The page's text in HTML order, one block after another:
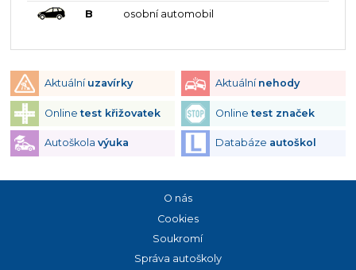
B osobní automobil
Aktuální uzavírky Aktuální nehody
Onlinetest křižovatek Onlinetest značek
Autoškola výuka Databáze autoškol
O nás
Cookies
Soukromí
Správa autoškoly